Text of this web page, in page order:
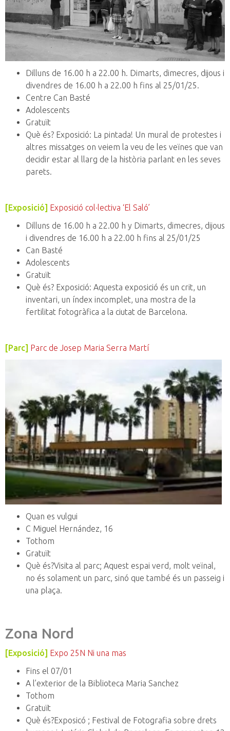
Dilluns de 16.00 h a 22.00 h. Dimarts, dimecres, dijous i
divendres de 16.00 h a 22.00 h fins al 25/01/25.
Centre Can Basté
Adolescents
Gratuït
Què és? Exposició: La pintada! Un mural de protestes i
altres missatges on veiem la veu de les veïnes que van
decidir estar al llarg de la història parlant en les seves
parets.
[Exposició] Exposició col·lectiva ‘El Saló’
Dilluns de 16.00 h a 22.00 h y Dimarts, dimecres, dijous
i divendres de 16.00 h a 22.00 h fins al 25/01/25
Can Basté
Adolescents
Gratuït
Què és? Exposició: Aquesta exposició és un crit, un
inventari, un índex incomplet, una mostra de la
fertilitat fotogràfica a la ciutat de Barcelona.
[Parc] Parc de Josep Maria Serra Martí
Quan es vulgui
C Miguel Hernández, 16
Tothom
Gratuït
Què és?Visita al parc; Aquest espai verd, molt veïnal,
no és solament un parc, sinó que també és un passeig i
una plaça.
Zona Nord
[Exposició] Expo 25N Ni una mas
Fins el 07/01
A l’exterior de la Biblioteca Maria Sanchez
Tothom
Gratuït
Què és?Exposicó ; Festival de Fotografia sobre drets